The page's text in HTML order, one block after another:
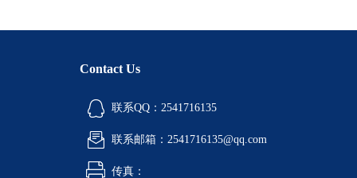
Contact Us
联系QQ：2541716135
联系邮箱：2541716135@qq.com
传真：